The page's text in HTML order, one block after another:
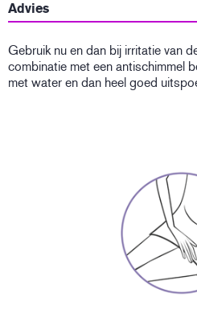
Advies
Gebruik nu en dan bij irritatie van
combinatie met een antischimmel
met water en dan heel goed